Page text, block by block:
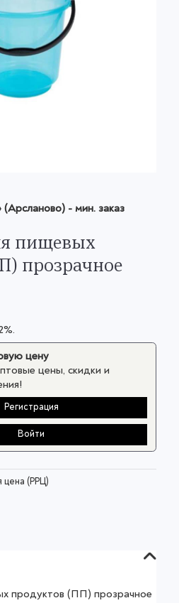
- мин. заказ
пищевых
прозрачное
цену
цены, скидки и
Регистрация
Войти
цена (РРЦ)
продуктов (ПП) прозрачное